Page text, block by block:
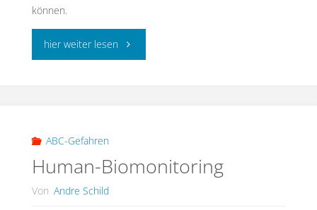
können.
hier weiter lesen"Umfrage
Katastrophen
ABC-Gefahren
Human-Biomonitoring
Von Andre Schild